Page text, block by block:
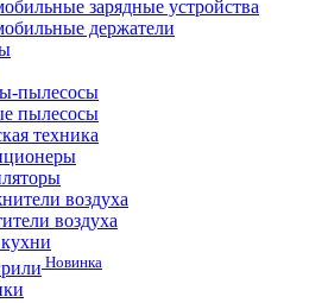
зарядные устройства
держатели
пылесосы
пылесосы
техника
воздуха
воздуха
Новинка